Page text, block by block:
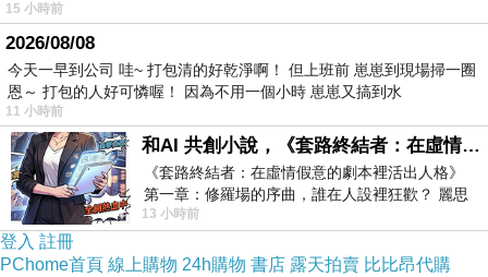
粉絲們來猜猜看，哪一本筆記本年代最久遠？
15 小時前
2026/08/08
今天一早到公司 哇~ 打包清的好乾淨啊！ 但上班前 崽崽到現場掃一圈
恩～ 打包的人好可憐喔！ 因為不用一個小時 崽崽又搞到水
11 小時前
和AI 共創小說，《套路終結者：在虛情假意的劇本裡活出人格》
《套路終結者：在虛情假意的劇本裡活出人格》
第一章：修羅場的序曲，誰在人設裡狂歡？ 麗思
卡爾頓酒店的總統套房內，燈光昏
13 小時前
登入 註冊
PChome首頁 線上購物 24h購物 書店 露天拍賣 比比昂代購